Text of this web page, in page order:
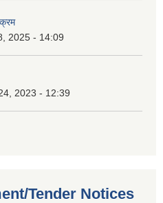
2025 - 14:09
2023 - 12:39
Tender Notices